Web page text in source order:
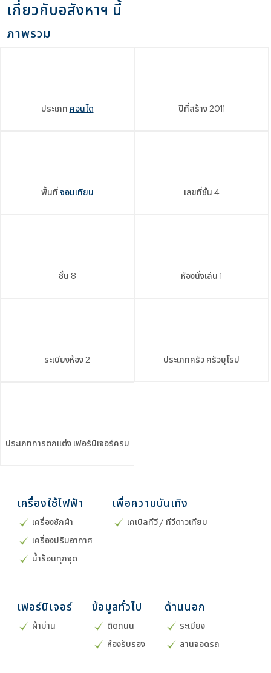
เกี่ยวกับอสังหาฯ นี้
ภาพรวม
ประเภท คอนโด ปีที่สร้าง2011
พื้นที่จอมเทียน เลขที่ชั้น 4
ชั้น 8 ห้องนั่งเล่น 1
ระเบียงห้อง2 ประเภทครัว ครัวยุโรป
ประเภทการตกแต่ง เฟอร์นิเจอร์ครบ
เครื่องใช้ไฟฟ้า
เครื่องซักผ้า
เครื่องปรับอากาศ
น้ำร้อนทุกจุด
เพื่อความบันเทิง
เคเบิลทีวี / ทีวีดาวเทียม
เฟอร์นิเจอร์
ผ้าม่าน
ข้อมูลทั่วไป
ติดถนน
ห้องรับรอง
ด้านนอก
ระเบียง
ลานจอดรถ